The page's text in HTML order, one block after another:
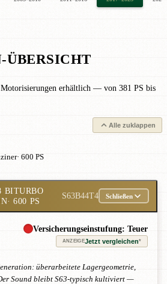
ÜBERSICHT
erhältlich — von 381 PS bis
Alle zuklappen
· 600 PS
BITURBO
· 600 PS
S63B44T4 Schließen
Versicherungseinstufung: Teuer
ANZEIGEJetzt vergleichen*
überarbeitete Lagergeometrie,
Sound bleibt S63-typisch kultiviert —